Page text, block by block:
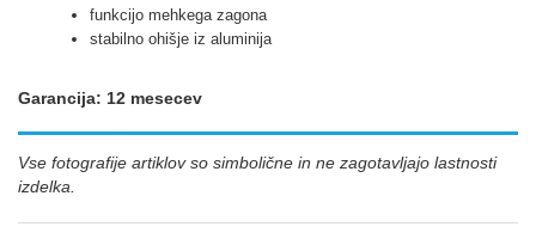
funkcijo mehkega zagona
stabilno ohišje iz aluminija
Garancija: 12 mesecev
Vse fotografije artiklov so simbolične in ne zagotavljajo lastnosti
izdelka.